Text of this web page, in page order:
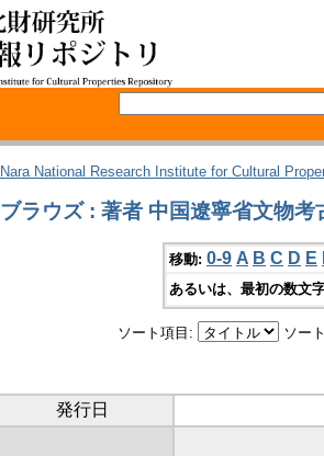
Nara National Research Institute for Cultural
ブラウズ : 著者 中国遼寧省文物考
移動: 0-9 A B C D E
あるいは、最初の数文
ソート項目: ソー
発行日